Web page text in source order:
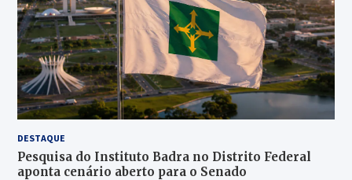
DESTAQUE
Pesquisa do Instituto Badra no Distrito Federal
aponta cenário aberto para o Senado